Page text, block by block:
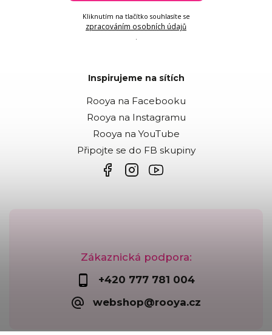
Zákaznická podpora:
+420 777 781 004
webshop@rooya.cz
Kliknutím na tlačítko souhlasíte se
zpracováním osobních údajů
.
Inspirujeme na sítích
Rooya na Facebooku
Rooya na Instagramu
Rooya na YouTube
Připojte se do FB skupiny